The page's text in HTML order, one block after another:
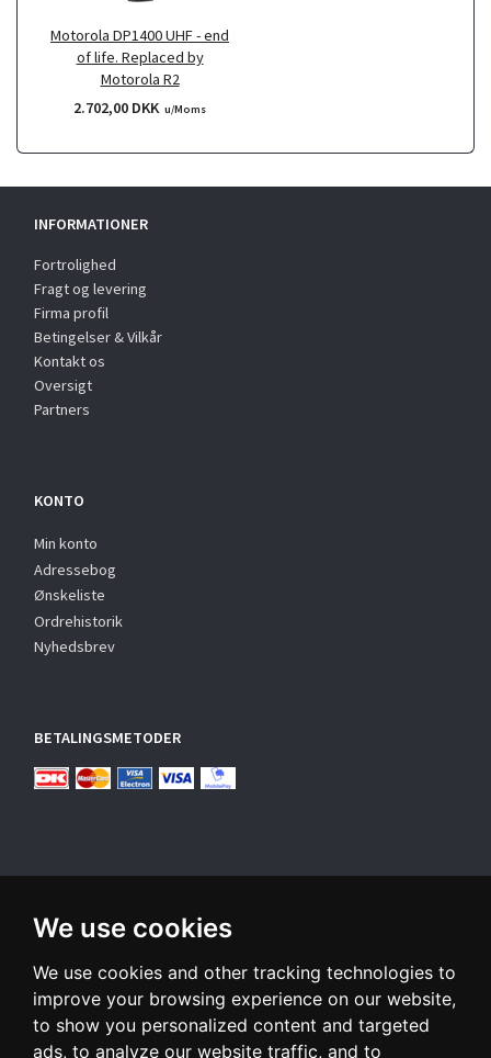
We use cookies
We use cookies and other tracking technologies to
improve your browsing experience on our website,
to show you personalized content and targeted
ads, to analyze our website traffic, and to
Motorola DP1400 UHF - end
of life. Replaced by
Motorola R2
2.702,00 DKK u/Moms
INFORMATIONER
Fortrolighed
Fragt og levering
Firma profil
Betingelser & Vilkår
Kontakt os
Oversigt
Partners
KONTO
Min konto
Adressebog
Ønskeliste
Ordrehistorik
Nyhedsbrev
BETALINGSMETODER
TILMELD NYHEDSBREV
Email-
adresse
Tilmeld dig vores nyhedsbrev og modtag gode tilbud samt
andre spændende nyheder direkte i din indbakke.